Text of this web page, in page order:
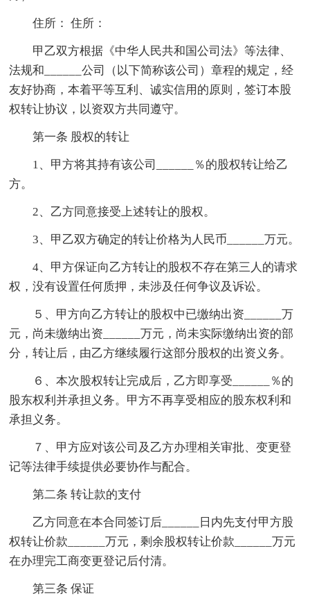
住所： 住所：
甲乙双方根据《中华人民共和国公司法》等法律、
法规和______公司（以下简称该公司）章程的规定，经
友好协商，本着平等互利、诚实信用的原则，签订本股
权转让协议，以资双方共同遵守。
第一条 股权的转让
1、甲方将其持有该公司______％的股权转让给乙
方。
2、乙方同意接受上述转让的股权。
3、甲乙双方确定的转让价格为人民币______万元。
4、甲方保证向乙方转让的股权不存在第三人的请求
权，没有设置任何质押，未涉及任何争议及诉讼。
５、甲方向乙方转让的股权中已缴纳出资______万
元，尚未缴纳出资______万元，尚未实际缴纳出资的部
分，转让后，由乙方继续履行这部分股权的出资义务。
６、本次股权转让完成后，乙方即享受______％的
股东权利并承担义务。甲方不再享受相应的股东权利和
承担义务。
７、甲方应对该公司及乙方办理相关审批、变更登
记等法律手续提供必要协作与配合。
第二条 转让款的支付
乙方同意在本合同签订后______日内先支付甲方股
权转让价款______万元，剩余股权转让价款______万元
在办理完工商变更登记后付清。
第三条 保证